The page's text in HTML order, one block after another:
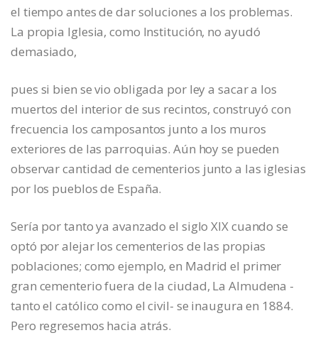
el tiempo antes de dar soluciones a los problemas.
La propia Iglesia, como Institución, no ayudó
demasiado,
pues si bien se vio obligada por ley a sacar a los
muertos del interior de sus recintos, construyó con
frecuencia los camposantos junto a los muros
exteriores de las parroquias. Aún hoy se pueden
observar cantidad de cementerios junto a las iglesias
por los pueblos de España.
Sería por tanto ya avanzado el siglo XIX cuando se
optó por alejar los cementerios de las propias
poblaciones; como ejemplo, en Madrid el primer
gran cementerio fuera de la ciudad, La Almudena -
tanto el católico como el civil- se inaugura en 1884.
Pero regresemos hacia atrás.